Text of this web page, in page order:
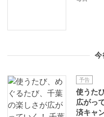
今
予告
使うた
広がっ
済キャ